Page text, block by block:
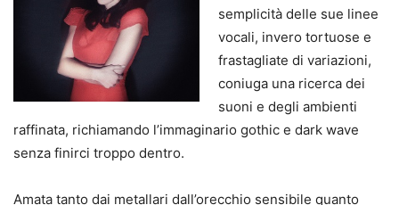
semplicità delle sue linee
vocali, invero tortuose e
frastagliate di variazioni,
coniuga una ricerca dei
suoni e degli ambienti
raffinata, richiamando l’immaginario gothic e dark wave
senza finirci troppo dentro.
Amata tanto dai metallari dall’orecchio sensibile quanto